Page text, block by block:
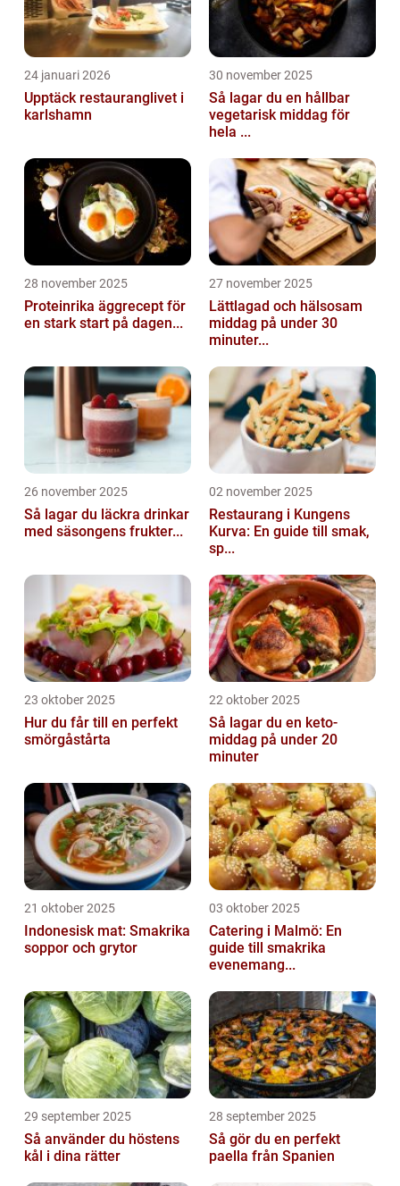
24 januari 2026
Upptäck restauranglivet i
karlshamn
30 november 2025
Så lagar du en hållbar
vegetarisk middag för
hela ...
28 november 2025
Proteinrika äggrecept för
en stark start på dagen...
27 november 2025
Lättlagad och hälsosam
middag på under 30
minuter...
26 november 2025
Så lagar du läckra drinkar
med säsongens frukter...
02 november 2025
Restaurang i Kungens
Kurva: En guide till smak,
sp...
23 oktober 2025
Hur du får till en perfekt
smörgåstårta
22 oktober 2025
Så lagar du en keto-
middag på under 20
minuter
21 oktober 2025
Indonesisk mat: Smakrika
soppor och grytor
03 oktober 2025
Catering i Malmö: En
guide till smakrika
evenemang...
29 september 2025
Så använder du höstens
kål i dina rätter
28 september 2025
Så gör du en perfekt
paella från Spanien